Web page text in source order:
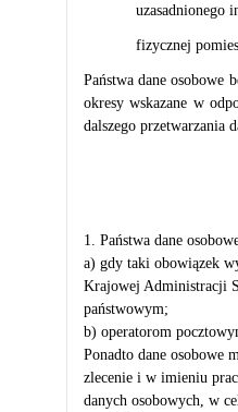
uzasadnionego
fizycznej
Państwa dane osobowe
okresy wskazane w
dalszego przetwarzania
1. Państwa dane
a) gdy taki obowiązek
Krajowej Administracji
państwowym;
b) operatorom
Ponadto dane osobowe
zlecenie i w imieniu
danych osobowych, w